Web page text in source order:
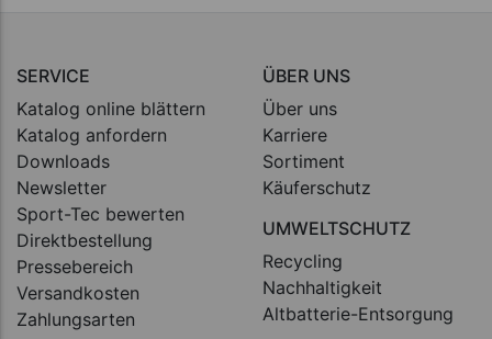
SERVICE
Katalog online blättern
Katalog anfordern
Downloads
Newsletter
Sport-Tec bewerten
Direktbestellung
Pressebereich
Versandkosten
Zahlungsarten
ÜBER UNS
Über uns
Karriere
Sortiment
Käuferschutz
UMWELTSCHUTZ
Recycling
Nachhaltigkeit
Altbatterie-Entsorgung